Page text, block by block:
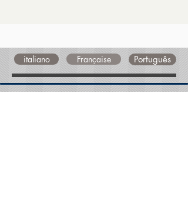
italiano Française Português